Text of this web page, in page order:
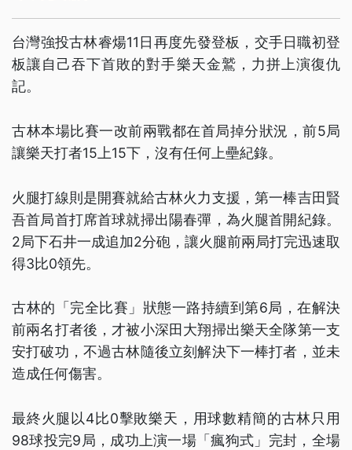
台灣強投古林睿煬11日再度先發登板，交手日職初登
板讓自己吞下首敗的對手樂天金鷲，力拼上演復仇
記。
古林本場比賽一改前兩戰都在首局掉分狀況，前5局
讓樂天打者15上15下，沒有任何上壘紀錄。
火腿打線則是開賽就給古林火力支援，第一棒吉田賢
吾首局首打席首球就掃出陽春彈，為火腿首開紀錄。
2局下石井一成追加2分砲，讓火腿前兩局打完迅速取
得3比0領先。
古林的「完全比賽」狀態一路持續到第6局，在解決
前兩名打者後，才被小深田大翔掃出樂天全隊第一支
安打破功，不過古林隨後立刻解決下一棒打者，並未
造成任何傷害。
最終火腿以4比0擊敗樂天，用球數精簡的古林只用
98球投完9局，成功上演一場「瘋狗式」完封，全場